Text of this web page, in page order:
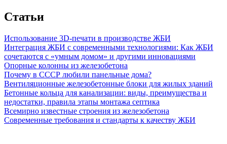
Статьи
Использование 3D-печати в производстве ЖБИ
Интеграция ЖБИ с современными технологиями: Как ЖБИ
сочетаются с «умным домом» и другими инновациями
Опорные колонны из железобетона
Почему в СССР любили панельные дома?
Вентиляционные железобетонные блоки для жилых зданий
Бетонные кольца для канализации: виды, преимущества и
недостатки, правила этапы монтажа септика
Всемирно известные строения из железобетона
Современные требования и стандарты к качеству ЖБИ